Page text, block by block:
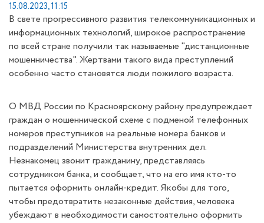
15.08.2023, 11:15
В свете прогрессивного развития телекоммуникационных и
информационных технологий, широкое распространение
по всей стране получили так называемые "дистанционные
мошенничества". Жертвами такого вида преступлений
особенно часто становятся люди пожилого возраста.
О МВД России по Красноярскому району предупреждает
граждан о мошеннической схеме с подменой телефонных
номеров преступников на реальные номера банков и
подразделений Министерства внутренних дел.
Незнакомец звонит гражданину, представляясь
сотрудником банка, и сообщает, что на его имя кто-то
пытается оформить онлайн-кредит. Якобы для того,
чтобы предотвратить незаконные действия, человека
убеждают в необходимости самостоятельно оформить